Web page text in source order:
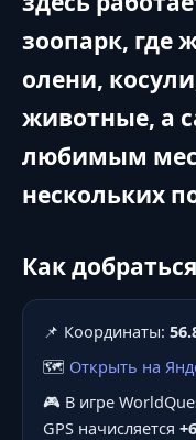
зоопарк, где
олени,
животные, а
любимым
нескольких
Как добраться
📌 Координаты:
🗺️ Открыть на
🎮 В игре
GPS начисляется